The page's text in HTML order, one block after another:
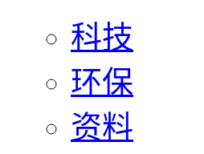
科技
环保
资料